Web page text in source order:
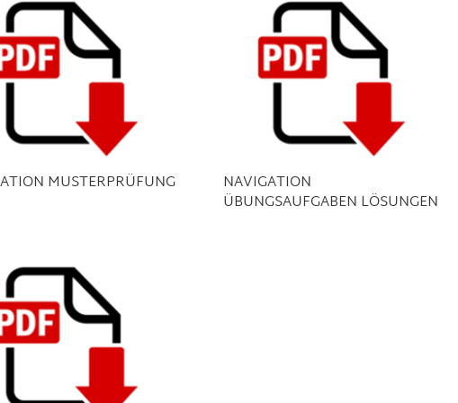
MUSTERPRÜFUNG NAVIGATION
ÜBUNGSAUFGABEN LÖSUNGEN